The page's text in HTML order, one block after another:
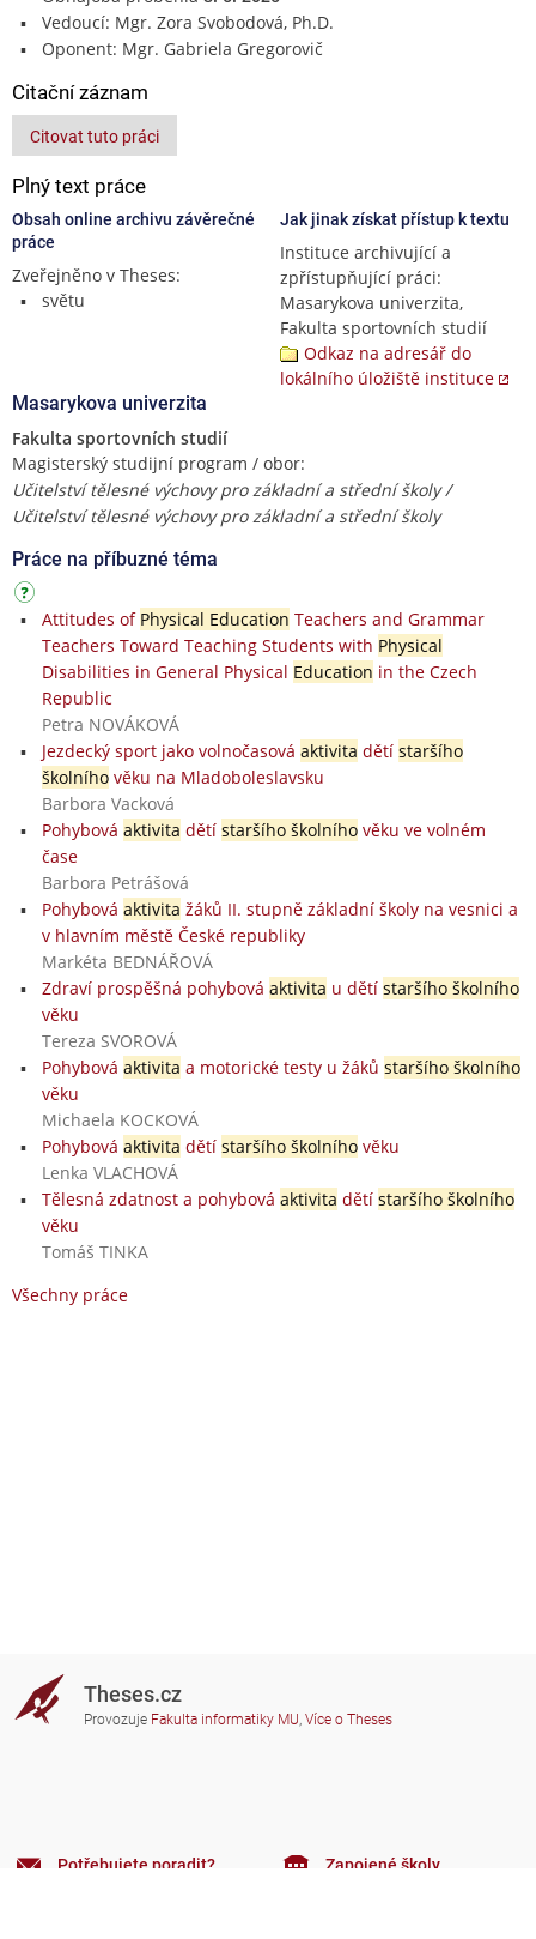
Vedoucí: Mgr. Zora Svobodová, Ph.D.
Oponent: Mgr. Gabriela Gregorovič
Citační záznam
Citovat tuto práci
Plný text práce
Obsah online archivu závěrečné
práce
Zveřejněno v Theses:
světu
Jak jinak získat přístup k textu
Instituce archivující a
zpřístupňující práci:
Masarykova univerzita,
Fakulta sportovních studií
Odkaz na adresář do
lokálního úložiště instituce
Masarykova univerzita
Fakulta sportovních studií
Magisterský studijní program / obor:
Učitelství tělesné výchovy pro základní a střední školy /
Učitelství tělesné výchovy pro základní a střední školy
Práce na příbuzné téma
Attitudes of Physical Education Teachers and Grammar
Teachers Toward Teaching Students with Physical
Disabilities in General Physical Education in the Czech
Republic
Petra NOVÁKOVÁ
Jezdecký sport jako volnočasová aktivita dětí staršího
školníhověku na Mladoboleslavsku
Barbora Vacková
Pohybová aktivita dětí staršího školníhověku ve volném
čase
Barbora Petrášová
Pohybová aktivita žáků II. stupně základní školy na vesnici a
v hlavním městě České republiky
Markéta BEDNÁŘOVÁ
Zdraví prospěšná pohybová aktivita u dětí staršího školního
věku
Tereza SVOROVÁ
Pohybová aktivita a motorické testy u žáků staršího školního
věku
Michaela KOCKOVÁ
Pohybová aktivita dětí staršího školníhověku
Lenka VLACHOVÁ
Tělesná zdatnost a pohybová aktivita dětí staršího školního
věku
Tomáš TINKA
Všechny práce
Theses.cz
Provozuje Fakulta informatiky MU, Více o Theses
Potřebujete poradit? Zapojené školy